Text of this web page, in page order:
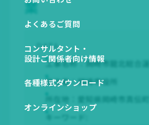
よくあるご質問
コンサルタント・
設計ご関係者向け情報
各種様式ダウンロード
オンラインショップ
業
DATA
工事名称：岡崎市龍北総合
発注者：岡崎市役所
所在地：愛知県岡崎市真伝